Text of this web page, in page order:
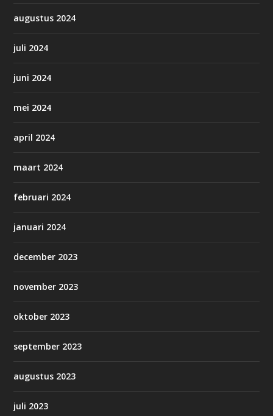
augustus 2024
juli 2024
juni 2024
mei 2024
april 2024
maart 2024
februari 2024
januari 2024
december 2023
november 2023
oktober 2023
september 2023
augustus 2023
juli 2023